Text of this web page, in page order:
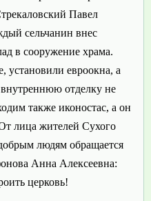
Павел
сельчанин внес
в сооружение храма.
установили евроокна, а
внутреннюю отделку не
также иконостас, а он
лица жителей Сухого
людям обращается
Анна Алексеевна:
церковь!